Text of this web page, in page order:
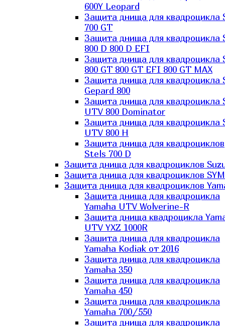
600Y Leopard
Защита днища для квадроцикла
700 GT
Защита днища для квадроцикла
800 D 800 D EFI
Защита днища для квадроцикла
800 GT 800 GT EFI 800 GT MAX
Защита днища для квадроцикла
Gepard 800
Защита днища для квадроцикла
UTV 800 Dominator
Защита днища для квадроцикла
UTV 800 H
Защита днища для квадроциклов
Stels 700 D
Защита днища для квадроциклов
Защита днища для квадроциклов SYM
Защита днища для квадроциклов
Защита днища для квадроцикла
Yamaha UTV Wolverine-R
Защита днища квадроцикла
UTV YXZ 1000R
Зашита днища для квадроцикла
Yamaha Kodiak от 2016
Защита днища для квадроцикла
Yamaha 350
Защита днища для квадроцикла
Yamaha 450
Защита днища для квадроцикла
Yamaha 700/550
Защита днища для квадроцикла